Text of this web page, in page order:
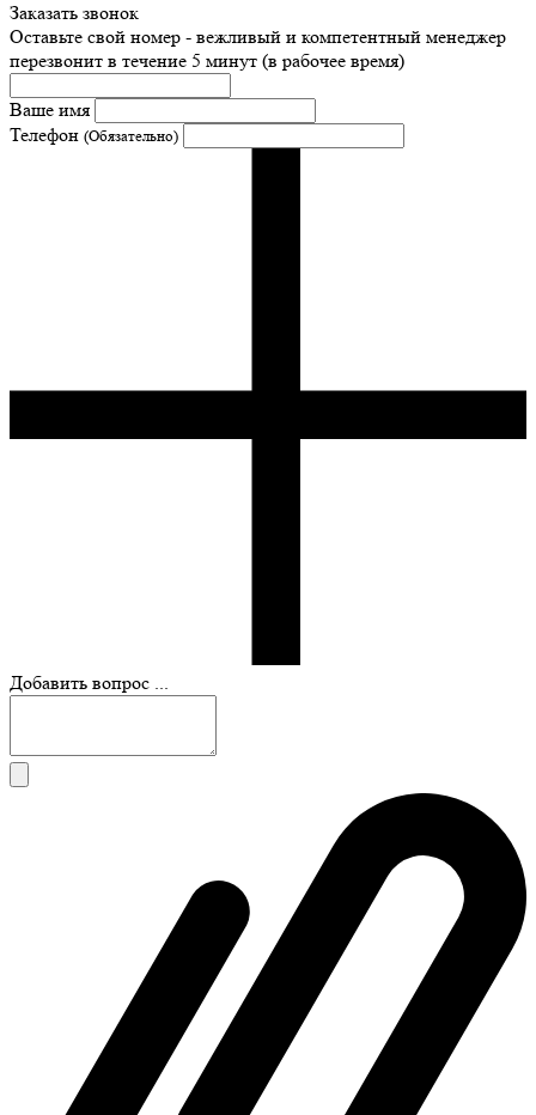
Заказать звонок
Оставьте свой номер - вежливый и компетентный менеджер
перезвонит в течение 5 минут (в рабочее время)
Ваше имя
Телефон (Обязательно)
Добавить вопрос ...